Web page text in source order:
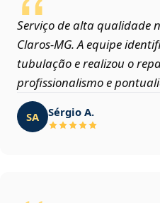
Serviço de alta qualidade
Claros‑MG. A equipe
tubulação e realizou o
profissionalismo e
SA Sérgio A.